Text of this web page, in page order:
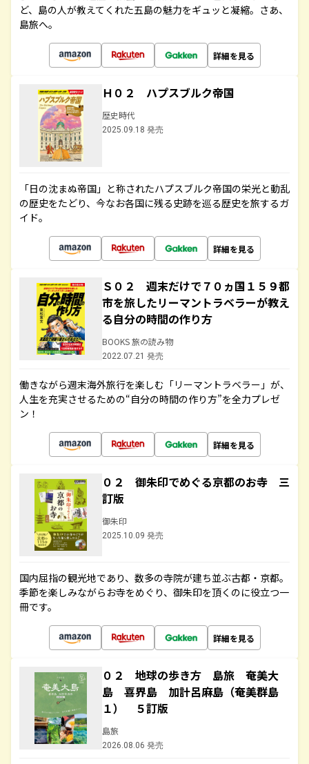
ど、島の人が教えてくれた五島の魅力をギュッと凝縮。さあ、
島旅へ。
詳細を見る
Ｈ０２ ハプスブルク帝国
歴史時代
2025.09.18 発売
「日の沈まぬ帝国」と称されたハプスブルク帝国の栄光と動乱
の歴史をたどり、今なお各国に残る史跡を巡る歴史を旅するガ
イド。
詳細を見る
Ｓ０２ 週末だけで７０ヵ国１５９都
市を旅したリーマントラベラーが教え
る自分の時間の作り方
BOOKS 旅の読み物
2022.07.21 発売
働きながら週末海外旅行を楽しむ「リーマントラベラー」が、
人生を充実させるための“自分の時間の作り方”を全力プレゼ
ン！
詳細を見る
０２ 御朱印でめぐる京都のお寺 三
訂版
御朱印
2025.10.09 発売
国内屈指の観光地であり、数多の寺院が建ち並ぶ古都・京都。
季節を楽しみながらお寺をめぐり、御朱印を頂くのに役立つ一
冊です。
詳細を見る
０２ 地球の歩き方 島旅 奄美大
島 喜界島 加計呂麻島（奄美群島
１） ５訂版
島旅
2026.08.06 発売